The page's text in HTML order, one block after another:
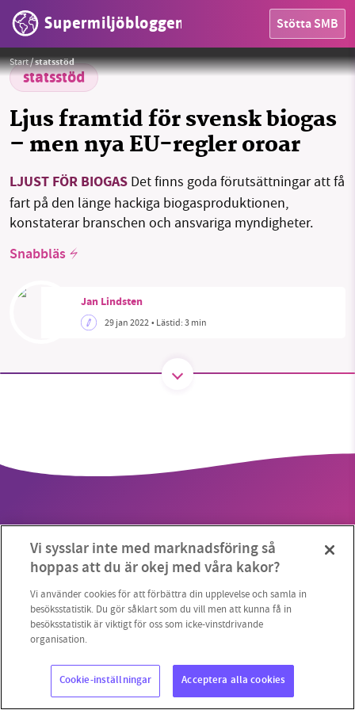
Supermiljöbloggen Stötta SMB
OMRÅDEN
MILJÖFAKTA
OM OSS
Sök Sparade inlägg Tipsa oss
Threads
Start/statsstöd
statsstöd
Ljus framtid för svensk biogas
– men nya EU-regler oroar
LJUST FÖR BIOGAS Det finns goda förutsättningar att få
fart på den länge hackiga biogasproduktionen,
konstaterar branschen och ansvariga myndigheter.
Snabbläs
Jan Lindsten
29 jan 2022• Lästid:3 min
Foto:Tim Reckmann / Flickr
Copyright 2023 © Supermiljöbloggen
miljödebatten framåt genom
nyhetsbevakning och granskningar. Nu vill vi
vill hjälpa oss.
Stötta vårt arbete genom att swisha en slant till
1231368703
Läs vad vi vill göra
Vi sysslar inte med marknadsföring så
hoppas att du är okej med våra kakor?
Vi använder cookies för att förbättra din upplevelse och samla in
besöksstatistik. Du gör såklart som du vill men att kunna få in
besöksstatistik är viktigt för oss som icke-vinstdrivande
organisation.
Cookie-inställningar Acceptera alla cookies